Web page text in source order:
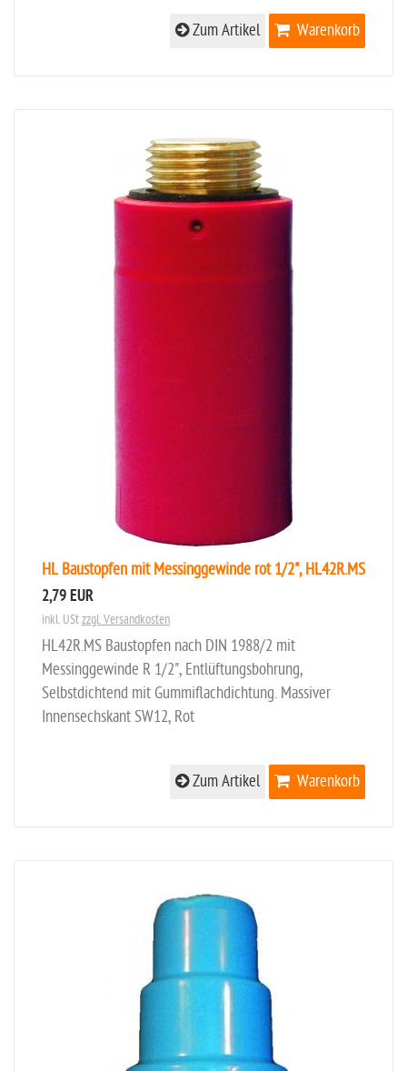
Warenkorb
Zum Artikel
HL Baustopfen mit Messinggewinde rot 1/2", HL42R.MS
2,79 EUR
inkl. UStzzgl. Versandkosten
HL42R.MS Baustopfen nach DIN 1988/2 mit
Messinggewinde R 1/2", Entlüftungsbohrung,
Selbstdichtend mit Gummiflachdichtung. Massiver
Innensechskant SW12, Rot
Warenkorb
Zum Artikel